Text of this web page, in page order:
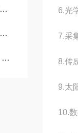
6.光
7.采
8.传
9.太
10.